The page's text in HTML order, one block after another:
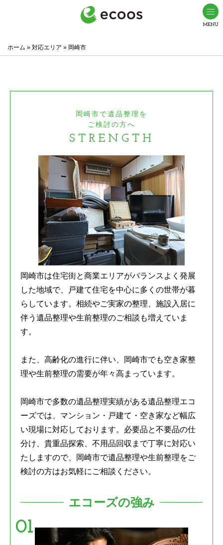
岡崎市で遺品整理・生前整理ならエコーズ(ecoos)
ホーム » 対応エリア » 岡崎市
岡崎市で遺品整理を
ご検討の方へ
STRENGTH
岡崎市は住宅街と商業エリアがバランスよく発展
した地域で、戸建て住宅を中心に多くの世帯が暮
らしています。相続やご実家の整理、施設入居に
伴う遺品整理や生前整理のご相談も増えていま
す。
また、高齢化の進行に伴い、岡崎市でも空き家整
理や生前整理の需要が年々高まっています。
岡崎市で多数の遺品整理実績がある遺品整理エコ
ーズでは、マンション・戸建て・空き家など幅広
い現場に対応しております。必要品と不要品の仕
分け、貴重品探索、不用品回収まで丁寧に対応い
たしますので、岡崎市で遺品整理や生前整理をご
検討の方はお気軽にご相談ください。
エコーズの強み